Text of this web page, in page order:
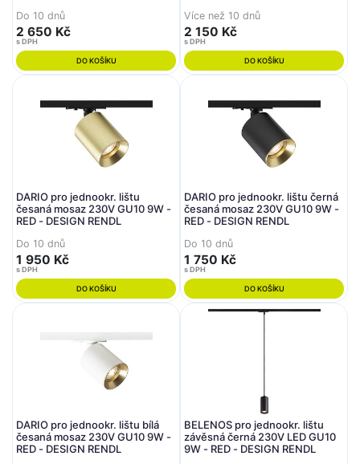
Do 10 dnů
2 650 Kč
s DPH
DO KOŠÍKU
Více než 10 dnů
2 150 Kč
s DPH
DO KOŠÍKU
DARIO pro jednookr. lištu
česaná mosaz 230V GU10 9W -
RED - DESIGN RENDL
Do 10 dnů
1 950 Kč
s DPH
DO KOŠÍKU
DARIO pro jednookr. lištu černá
česaná mosaz 230V GU10 9W -
RED - DESIGN RENDL
Do 10 dnů
1 750 Kč
s DPH
DO KOŠÍKU
DARIO pro jednookr. lištu bílá
česaná mosaz 230V GU10 9W -
RED - DESIGN RENDL
BELENOS pro jednookr. lištu
závěsná černá 230V LED GU10
9W - RED - DESIGN RENDL